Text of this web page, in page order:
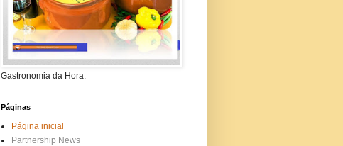
Gastronomia da Hora.
Páginas
Página inicial
Partnership News